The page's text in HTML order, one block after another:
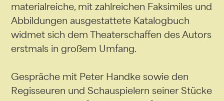
materialreiche, mit zahlreichen Faksimiles und
Abbildungen ausgestattete Katalogbuch
widmet sich dem Theaterschaffen des Autors
erstmals in großem Umfang.
Gespräche mit Peter Handke sowie den
Regisseuren und Schauspielern seiner Stücke